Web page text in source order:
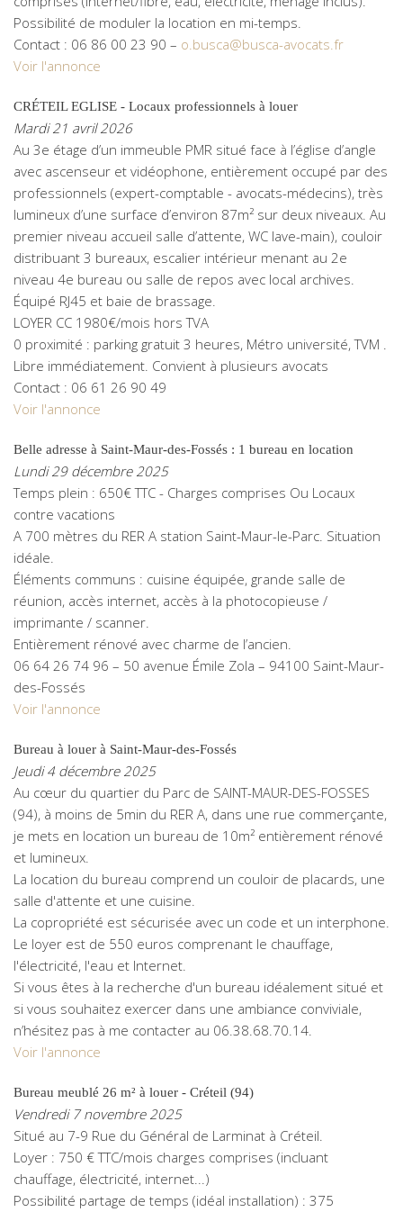
Possibilité de moduler la location en mi-temps.
Contact : 06 86 00 23 90 – o.busca@busca-avocats.fr
Voir l'annonce
CRÉTEIL EGLISE - Locaux professionnels à louer
Mardi 21 avril 2026
Au 3e étage d’un immeuble PMR situé face à l’église d’angle
avec ascenseur et vidéophone, entièrement occupé par des
professionnels (expert-comptable - avocats-médecins), très
lumineux d’une surface d’environ 87m² sur deux niveaux. Au
premier niveau accueil salle d’attente, WC lave-main), couloir
distribuant 3 bureaux, escalier intérieur menant au 2e
niveau 4e bureau ou salle de repos avec local archives.
Équipé RJ45 et baie de brassage.
LOYER CC 1980€/mois hors TVA
0 proximité : parking gratuit 3 heures, Métro université, TVM .
Libre immédiatement. Convient à plusieurs avocats
Contact : 06 61 26 90 49
Voir l'annonce
Belle adresse à Saint-Maur-des-Fossés : 1 bureau en location
Lundi 29 décembre 2025
Temps plein : 650€ TTC - Charges comprises Ou Locaux
contre vacations
A 700 mètres du RER A station Saint-Maur-le-Parc. Situation
idéale.
Éléments communs : cuisine équipée, grande salle de
réunion, accès internet, accès à la photocopieuse /
imprimante / scanner.
Entièrement rénové avec charme de l’ancien.
06 64 26 74 96 – 50 avenue Émile Zola – 94100 Saint-Maur-
des-Fossés
Voir l'annonce
Bureau à louer à Saint-Maur-des-Fossés
Jeudi 4 décembre 2025
Au cœur du quartier du Parc de SAINT-MAUR-DES-FOSSES
(94), à moins de 5min du RER A, dans une rue commerçante,
je mets en location un bureau de 10m² entièrement rénové
et lumineux.
La location du bureau comprend un couloir de placards, une
salle d'attente et une cuisine.
La copropriété est sécurisée avec un code et un interphone.
Le loyer est de 550 euros comprenant le chauffage,
l'électricité, l'eau et Internet.
Si vous êtes à la recherche d'un bureau idéalement situé et
si vous souhaitez exercer dans une ambiance conviviale,
n’hésitez pas à me contacter au 06.38.68.70.14.
Voir l'annonce
Bureau meublé 26 m² à louer - Créteil (94)
Vendredi 7 novembre 2025
Situé au 7-9 Rue du Général de Larminat à Créteil.
Loyer : 750 € TTC/mois charges comprises (incluant
chauffage, électricité, internet...)
Possibilité partage de temps (idéal installation) : 375